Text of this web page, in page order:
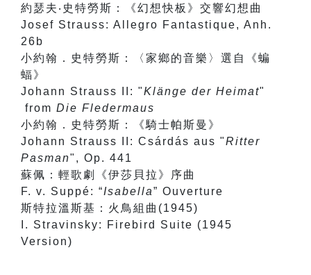
約瑟夫‧史特勞斯：《幻想快板》交響幻想曲
Josef Strauss: Allegro Fantastique, Anh.
26b
小約翰．史特勞斯：〈家鄉的音樂〉選自《蝙
蝠》
Johann Strauss II: "Klänge der Heimat"
from Die Fledermaus
小約翰．史特勞斯：《騎士帕斯曼》
Johann Strauss II: Csárdás aus "Ritter
Pasman", Op. 441
蘇佩：輕歌劇《伊莎貝拉》序曲
F. v. Suppé: “Isabella” Ouverture
斯特拉溫斯基：火鳥組曲(1945)
I. Stravinsky: Firebird Suite (1945
Version)